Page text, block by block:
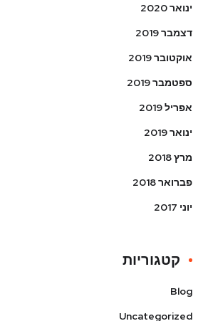
ינואר 2020
דצמבר 2019
אוקטובר 2019
ספטמבר 2019
אפריל 2019
ינואר 2019
מרץ 2018
פברואר 2018
יוני 2017
קטגוריות
Blog
Uncategorized